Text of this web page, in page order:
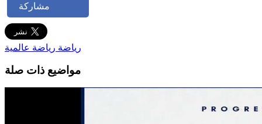
مشاركة
رياضة رياضة عالمية
مواضيع ذات صلة